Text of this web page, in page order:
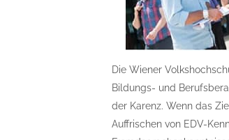
Die Wiener
Bildungs- und
der Karenz. Wenn das
Auffrischen von EDV-